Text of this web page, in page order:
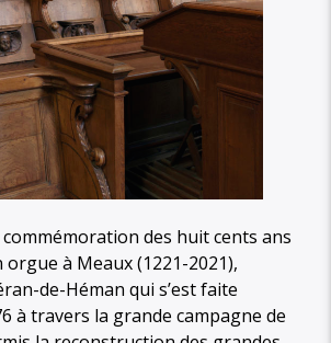
des huit cents ans
orgue à Meaux (1221-2021),
de-Héman qui s’est faite
à travers la grande campagne de